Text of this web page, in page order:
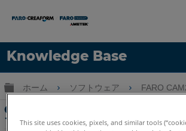
Knowledge Base
言語
ヘルプ サインイン
グローバル階層を展開/折りたた
ホーム ソフトウェア FARO
CAM2でのライングループコール
プロファイルの作成
This site uses cookies, pixels, and similar tools